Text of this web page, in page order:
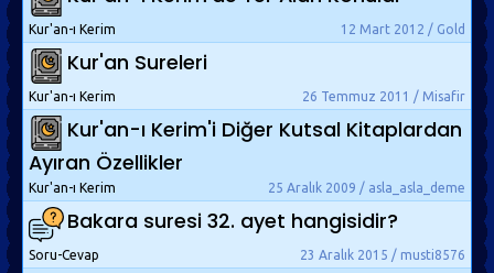
12 Mart 2012 / Gold
Kur'an-ı Kerim
Kur'an Sureleri
26 Temmuz 2011 / Misafir
Kur'an-ı Kerim
Kur'an-ı Kerim'i Diğer Kutsal Kitaplardan
Ayıran Özellikler
25 Aralık 2009 / asla_asla_deme
Kur'an-ı Kerim
Bakara suresi 32. ayet hangisidir?
23 Aralık 2015 / musti8576
Soru-Cevap